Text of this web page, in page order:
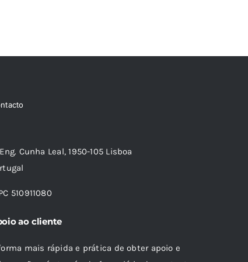
Cunha Leal, 1950-105 Lisboa
510911080
ao cliente
mais rápida e prática de obter apoio e